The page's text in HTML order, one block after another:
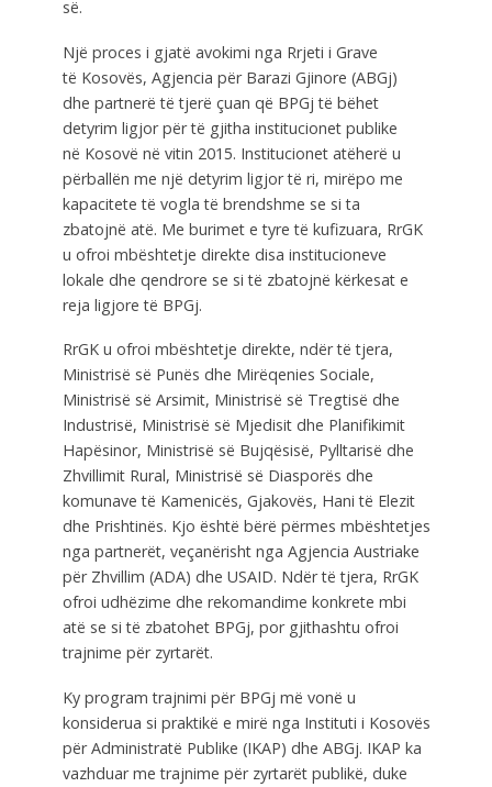
së.
Një proces i gjatë avokimi nga Rrjeti i Grave
të Kosovës, Agjencia për Barazi Gjinore (ABGj)
dhe partnerë të tjerë çuan që BPGj të bëhet
detyrim ligjor për të gjitha institucionet publike
në Kosovë në vitin 2015. Institucionet atëherë u
përballën me një detyrim ligjor të ri, mirëpo me
kapacitete të vogla të brendshme se si ta
zbatojnë atë. Me burimet e tyre të kufizuara, RrGK
u ofroi mbështetje direkte disa institucioneve
lokale dhe qendrore se si të zbatojnë kërkesat e
reja ligjore të BPGj.
RrGK u ofroi mbështetje direkte, ndër të tjera,
Ministrisë së Punës dhe Mirëqenies Sociale,
Ministrisë së Arsimit, Ministrisë së Tregtisë dhe
Industrisë, Ministrisë së Mjedisit dhe Planifikimit
Hapësinor, Ministrisë së Bujqësisë, Pylltarisë dhe
Zhvillimit Rural, Ministrisë së Diasporës dhe
komunave të Kamenicës, Gjakovës, Hani të Elezit
dhe Prishtinës. Kjo është bërë përmes mbështetjes
nga partnerët, veçanërisht nga Agjencia Austriake
për Zhvillim (ADA) dhe USAID. Ndër të tjera, RrGK
ofroi udhëzime dhe rekomandime konkrete mbi
atë se si të zbatohet BPGj, por gjithashtu ofroi
trajnime për zyrtarët.
Ky program trajnimi për BPGj më vonë u
konsiderua si praktikë e mirë nga Instituti i Kosovës
për Administratë Publike (IKAP) dhe ABGj. IKAP ka
vazhduar me trajnime për zyrtarët publikë, duke